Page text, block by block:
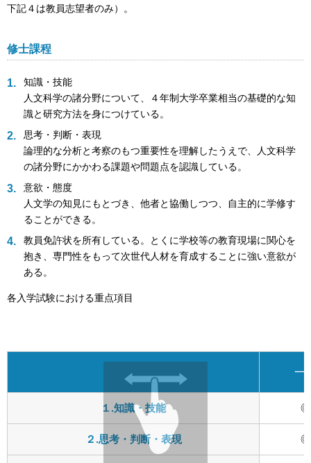
下記４は教員志望者のみ）。
修士課程
知識・技能
人文科学の諸分野について、４年制大学卒業相当の基礎的な知
識と研究方法を身につけている。
思考・判断・表現
論理的な分析と考察のもつ重要性を理解したうえで、人文科学
の諸分野にかかわる課題や問題点を認識している。
意欲・態度
人文学の知見にもとづき、他者と協働しつつ、自主的に学修す
ることができる。
教員免許状を所有している。とくに学校等の教育現場に関心を
抱き、専門性をもって次世代人材を育成することに強い意欲が
ある。
各入学試験における重点項目
一
１.知識・技能 ◎
２.思考・判断・表現 ◎